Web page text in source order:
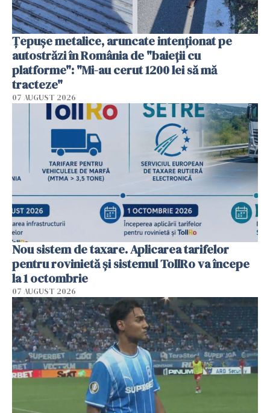
Țepușe metalice, aruncate intenționat pe
autostrăzi în România de "baieții cu
platforme": "Mi-au cerut 1200 lei să mă
tracteze"
07 AUGUST 2026
Nou sistem de taxare. Aplicarea tarifelor
pentru rovinietă şi sistemul TollRo va începe
la 1 octombrie
07 AUGUST 2026